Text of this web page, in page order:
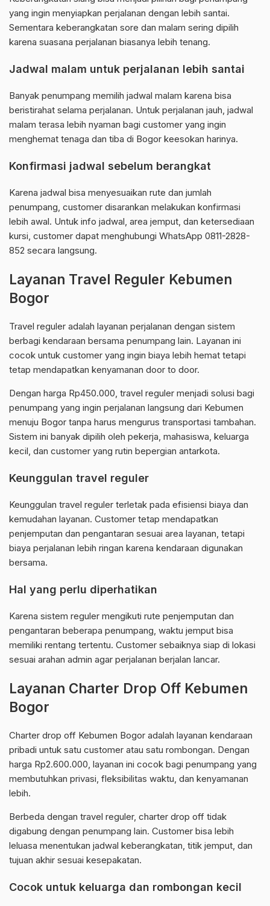
yang ingin menyiapkan perjalanan dengan lebih santai.
Sementara keberangkatan sore dan malam sering dipilih
karena suasana perjalanan biasanya lebih tenang.
Jadwal malam untuk perjalanan lebih santai
Banyak penumpang memilih jadwal malam karena bisa
beristirahat selama perjalanan. Untuk perjalanan jauh, jadwal
malam terasa lebih nyaman bagi customer yang ingin
menghemat tenaga dan tiba di Bogor keesokan harinya.
Konfirmasi jadwal sebelum berangkat
Karena jadwal bisa menyesuaikan rute dan jumlah
penumpang, customer disarankan melakukan konfirmasi
lebih awal. Untuk info jadwal, area jemput, dan ketersediaan
kursi, customer dapat menghubungi WhatsApp 0811-2828-
852 secara langsung.
Layanan Travel Reguler Kebumen
Bogor
Travel reguler adalah layanan perjalanan dengan sistem
berbagi kendaraan bersama penumpang lain. Layanan ini
cocok untuk customer yang ingin biaya lebih hemat tetapi
tetap mendapatkan kenyamanan door to door.
Dengan harga Rp450.000, travel reguler menjadi solusi bagi
penumpang yang ingin perjalanan langsung dari Kebumen
menuju Bogor tanpa harus mengurus transportasi tambahan.
Sistem ini banyak dipilih oleh pekerja, mahasiswa, keluarga
kecil, dan customer yang rutin bepergian antarkota.
Keunggulan travel reguler
Keunggulan travel reguler terletak pada efisiensi biaya dan
kemudahan layanan. Customer tetap mendapatkan
penjemputan dan pengantaran sesuai area layanan, tetapi
biaya perjalanan lebih ringan karena kendaraan digunakan
bersama.
Hal yang perlu diperhatikan
Karena sistem reguler mengikuti rute penjemputan dan
pengantaran beberapa penumpang, waktu jemput bisa
memiliki rentang tertentu. Customer sebaiknya siap di lokasi
sesuai arahan admin agar perjalanan berjalan lancar.
Layanan Charter Drop Off Kebumen
Bogor
Charter drop off Kebumen Bogor adalah layanan kendaraan
pribadi untuk satu customer atau satu rombongan. Dengan
harga Rp2.600.000, layanan ini cocok bagi penumpang yang
membutuhkan privasi, fleksibilitas waktu, dan kenyamanan
lebih.
Berbeda dengan travel reguler, charter drop off tidak
digabung dengan penumpang lain. Customer bisa lebih
leluasa menentukan jadwal keberangkatan, titik jemput, dan
tujuan akhir sesuai kesepakatan.
Cocok untuk keluarga dan rombongan kecil